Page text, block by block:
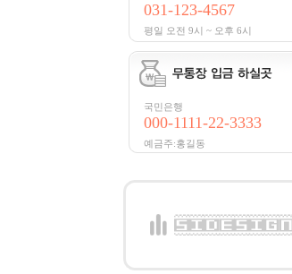
031-123-4567
평일 오전 9시 ~ 오후 6시
국민은행
000-1111-22-3333
예금주:홍길동